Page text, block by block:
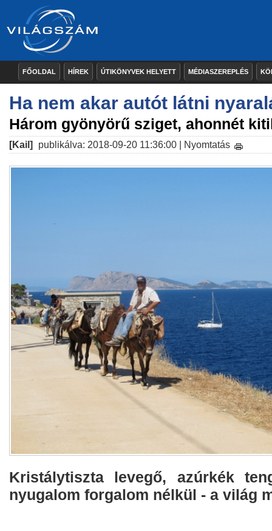
FŐOLDAL HÍREK ÚTIKÖNYVEK HELYETT MÉDIASZEREPLÉS
Ha nem akar autót látni
Három gyönyörű sziget, ahonnét
[Kail] publikálva: 2018-09-20 11:36:00 | Nyomtatás
Kristálytiszta levegő, azúrkék
nyugalom forgalom nélkül - a világ